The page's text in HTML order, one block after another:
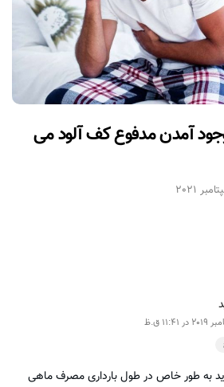
آمدن مدفوع کف آلود می
به طور خاص در طول بارداری مصرف ماهی